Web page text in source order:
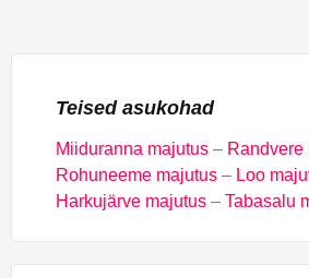
Teised asukohad
Miiduranna majutus – Randvere
Rohuneeme majutus – Loo
Harkujärve majutus – Tabasalu